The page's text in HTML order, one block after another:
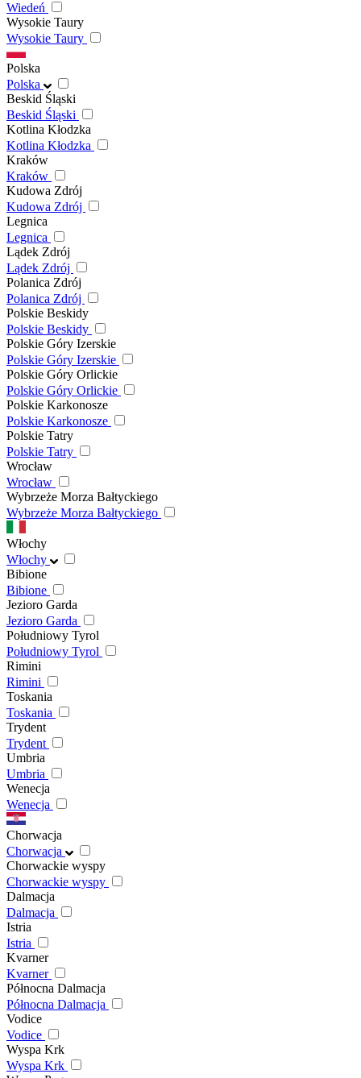
Wiedeń
Wysokie Taury
Wysokie Taury
Polska
Polska
Beskid Śląski
Beskid Śląski
Kotlina Kłodzka
Kotlina Kłodzka
Kraków
Kraków
Kudowa Zdrój
Kudowa Zdrój
Legnica
Legnica
Lądek Zdrój
Lądek Zdrój
Polanica Zdrój
Polanica Zdrój
Polskie Beskidy
Polskie Beskidy
Polskie Góry Izerskie
Polskie Góry Izerskie
Polskie Góry Orlickie
Polskie Góry Orlickie
Polskie Karkonosze
Polskie Karkonosze
Polskie Tatry
Polskie Tatry
Wrocław
Wrocław
Wybrzeże Morza Bałtyckiego
Wybrzeże Morza Bałtyckiego
Włochy
Włochy
Bibione
Bibione
Jezioro Garda
Jezioro Garda
Południowy Tyrol
Południowy Tyrol
Rimini
Rimini
Toskania
Toskania
Trydent
Trydent
Umbria
Umbria
Wenecja
Wenecja
Chorwacja
Chorwacja
Chorwackie wyspy
Chorwackie wyspy
Dalmacja
Dalmacja
Istria
Istria
Kvarner
Kvarner
Północna Dalmacja
Północna Dalmacja
Vodice
Vodice
Wyspa Krk
Wyspa Krk